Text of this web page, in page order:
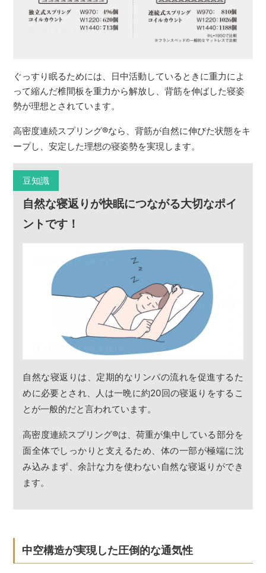
ぐっすり眠るためには、日中活動しているときに重力によ
って縮んだ椎間板を重力から解放し、背筋を伸ばした寝姿
勢が理想とされています。
高密度連続スプリング®なら、背筋が自然に伸びた状態をキ
ープし、安定した理想の寝姿勢を実現します。
豆知識
自然な寝返りが快眠につながる大切なポイ
ントです！
自然な寝返りは、定期的なリンパの流れを促進するた
めに必要とされ、人は一晩に約20回の寝返りをするこ
とが一般的だと言われています。
高密度連続スプリング®は、荷重が集中している部分を
面全体でしっかりと支えるため、体の一部が極端に沈
み込みまず、余計な力を使わない自然な寝返りができ
ます。
中空構造が実現した圧倒的な通気性